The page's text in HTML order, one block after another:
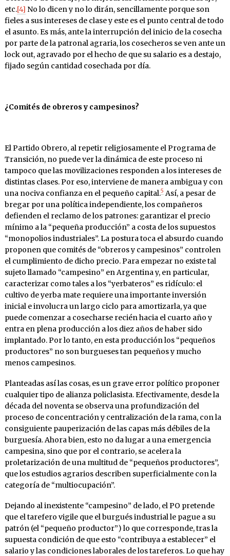
etc.[4] No lo dicen y no lo dirán, sencillamente porque son
fieles a sus intereses de clase y este es el punto central de todo
el asunto. Es más, ante la interrupción del inicio de la cosecha
por parte de la patronal agraria, los cosecheros se ven ante un
lock out, agravado por el hecho de que su salario es a destajo,
fijado según cantidad cosechada por día.
¿Comités de obreros y campesinos?
El Partido Obrero, al repetir religiosamente el Programa de
Transición, no puede ver la dinámica de este proceso ni
tampoco que las movilizaciones responden a los intereses de
distintas clases. Por eso, interviene de manera ambigua y con
una nociva confianza en el pequeño capital.5Así, a pesar de
bregar por una política independiente, los compañeros
defienden el reclamo de los patrones: garantizar el precio
mínimo a la “pequeña producción” a costa de los supuestos
“monopolios industriales”. La postura toca el absurdo cuando
proponen que comités de “obreros y campesinos” controlen
el cumplimiento de dicho precio. Para empezar no existe tal
sujeto llamado “campesino” en Argentina y, en particular,
caracterizar como tales a los “yerbateros” es ridículo: el
cultivo de yerba mate requiere una importante inversión
inicial e involucra un largo ciclo para amortizarla, ya que
puede comenzar a cosecharse recién hacia el cuarto año y
entra en plena producción a los diez años de haber sido
implantado. Por lo tanto, en esta producción los “pequeños
productores” no son burgueses tan pequeños y mucho
menos campesinos.
Planteadas así las cosas, es un grave error político proponer
cualquier tipo de alianza policlasista. Efectivamente, desde la
década del noventa se observa una profundización del
proceso de concentración y centralización de la rama, con la
consiguiente pauperización de las capas más débiles de la
burguesía. Ahora bien, esto no da lugar a una emergencia
campesina, sino que por el contrario, se acelera la
proletarización de una multitud de “pequeños productores”,
que los estudios agrarios describen superficialmente con la
categoría de “multiocupación”.
Dejando al inexistente “campesino” de lado, el PO pretende
que el tarefero vigile que el burgués industrial le pague a su
patrón (el “pequeño productor”) lo que corresponde, tras la
supuesta condición de que esto “contribuya a establecer” el
salario y las condiciones laborales de los tareferos. Lo que hay